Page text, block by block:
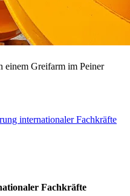
einem Greifarm im Peiner
internationaler Fachkräfte
Fachkräfte